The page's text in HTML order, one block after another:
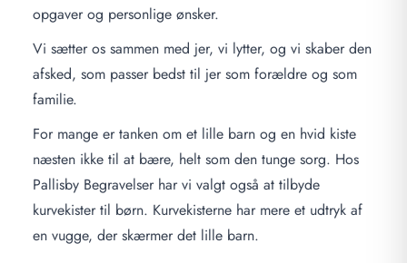
opgaver og personlige ønsker.
Vi sætter os sammen med jer, vi lytter, og vi skaber den
afsked, som passer bedst til jer som forældre og som
familie.
For mange er tanken om et lille barn og en hvid kiste
næsten ikke til at bære, helt som den tunge sorg. Hos
Pallisby Begravelser har vi valgt også at tilbyde
kurvekister til børn. Kurvekisterne har mere et udtryk af
en vugge, der skærmer det lille barn.